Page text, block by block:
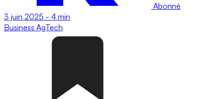
Abonné
3 juin 2025 - 4 min
Business AgTech